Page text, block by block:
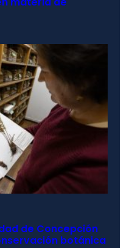
de Concepción
botánica